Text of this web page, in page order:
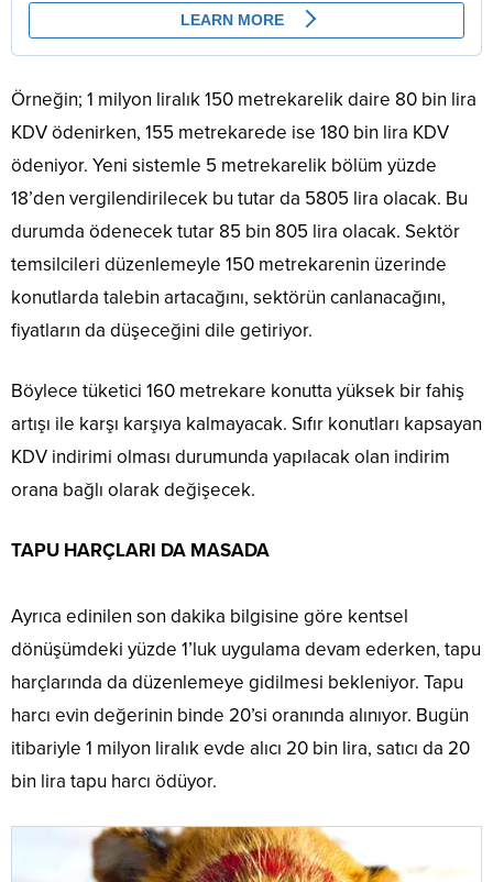
Örneğin; 1 milyon liralık 150 metrekarelik daire 80 bin lira
KDV ödenirken, 155 metrekarede ise 180 bin lira KDV
ödeniyor. Yeni sistemle 5 metrekarelik bölüm yüzde
18’den vergilendirilecek bu tutar da 5805 lira olacak. Bu
durumda ödenecek tutar 85 bin 805 lira olacak. Sektör
temsilcileri düzenlemeyle 150 metrekarenin üzerinde
konutlarda talebin artacağını, sektörün canlanacağını,
fiyatların da düşeceğini dile getiriyor.
Böylece tüketici 160 metrekare konutta yüksek bir fahiş
artışı ile karşı karşıya kalmayacak. Sıfır konutları kapsayan
KDV indirimi olması durumunda yapılacak olan indirim
orana bağlı olarak değişecek.
TAPU HARÇLARI DA MASADA
Ayrıca edinilen son dakika bilgisine göre kentsel
dönüşümdeki yüzde 1’luk uygulama devam ederken, tapu
harçlarında da düzenlemeye gidilmesi bekleniyor. Tapu
harcı evin değerinin binde 20’si oranında alınıyor. Bugün
itibariyle 1 milyon liralık evde alıcı 20 bin lira, satıcı da 20
bin lira tapu harcı ödüyor.